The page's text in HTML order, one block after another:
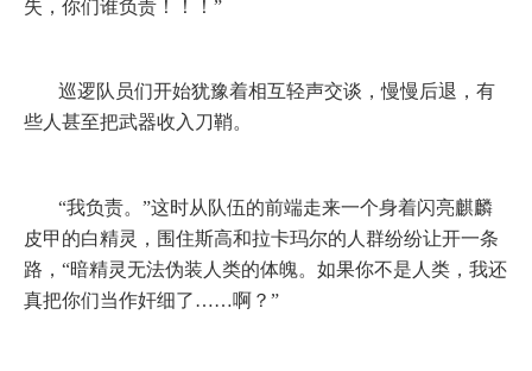
失，你们谁负责！！！”
巡逻队员们开始犹豫着相互轻声交谈，慢慢后退，有
些人甚至把武器收入刀鞘。
“我负责。”这时从队伍的前端走来一个身着闪亮麒麟
皮甲的白精灵，围住斯高和拉卡玛尔的人群纷纷让开一条
路，“暗精灵无法伪装人类的体魄。如果你不是人类，我还
真把你们当作奸细了……啊？”